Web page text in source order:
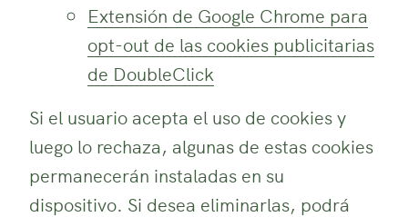
Extensión de Google Chrome para
opt-out de las cookies publicitarias
de DoubleClick
Si el usuario acepta el uso de cookies y
luego lo rechaza, algunas de estas cookies
permanecerán instaladas en su
dispositivo. Si desea eliminarlas, podrá